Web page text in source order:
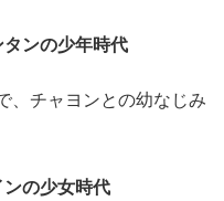
ンの少年時代
、チャヨンとの幼なじみ
の少女時代